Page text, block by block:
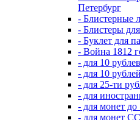
Петербург
- Блистерные
- Блистеры
- Буклет для
- Война 1812
- для 10
- для 10
- для 25-ти
- для
- для монет до
- для монет